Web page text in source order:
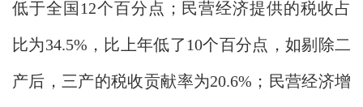
低于全国12个百分点；民营经济提供的税收占
比为34.5%，比上年低了10个百分点，如剔除二
产后，三产的税收贡献率为20.6%；民营经济增